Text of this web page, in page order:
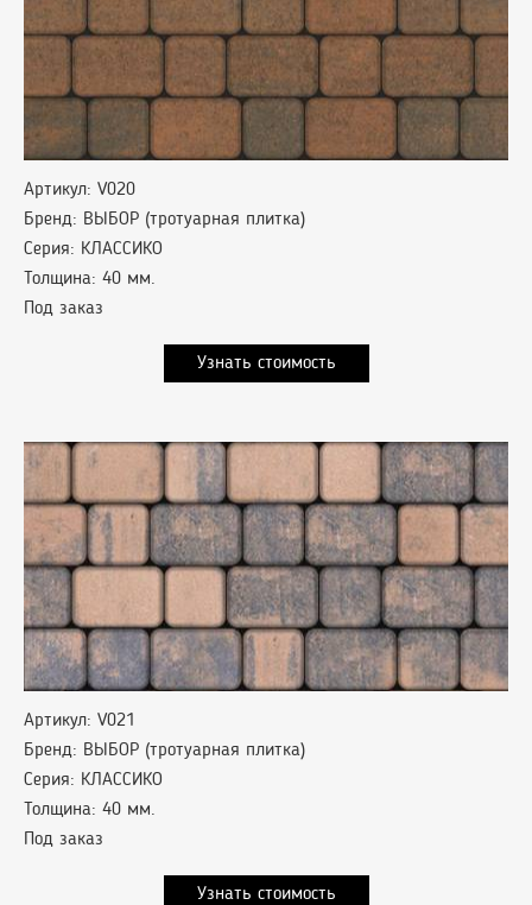
Артикул: V020
Бренд: ВЫБОР (тротуарная плитка)
Серия: КЛАССИКО
Толщина: 40 мм.
Под заказ
Узнать стоимость
Артикул: V021
Бренд: ВЫБОР (тротуарная плитка)
Серия: КЛАССИКО
Толщина: 40 мм.
Под заказ
Узнать стоимость